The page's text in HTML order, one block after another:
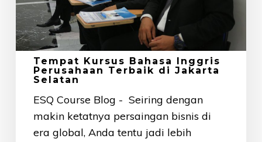
di
Jakarta
Selatan
Tempat Kursus Bahasa Inggris
Perusahaan Terbaik di Jakarta
Selatan
ESQ Course Blog - Seiring dengan
makin ketatnya persaingan bisnis di
era global, Anda tentu jadi lebih